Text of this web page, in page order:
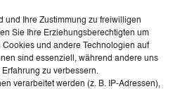
und Ihre Zustimmung zu freiwilligen
Sie Ihre Erziehungsberechtigten um
und andere Technologien auf
sind essenziell, während andere uns
zu verbessern.
verarbeitet werden (z. B. IP-Adressen),